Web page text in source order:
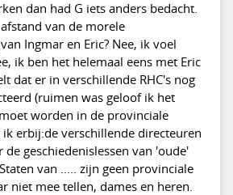
dan had G iets anders bedacht.
van de morele
Ingmar en Eric? Nee, ik voel
ik ben het helemaal eens met Eric
dat er in verschillende RHC's nog
(ruimen was geloof ik het
worden in de provinciale
ik erbij:de verschillende directeuren
geschiedenislessen van 'oude'
van ..... zijn geen provinciale
niet mee tellen, dames en heren.